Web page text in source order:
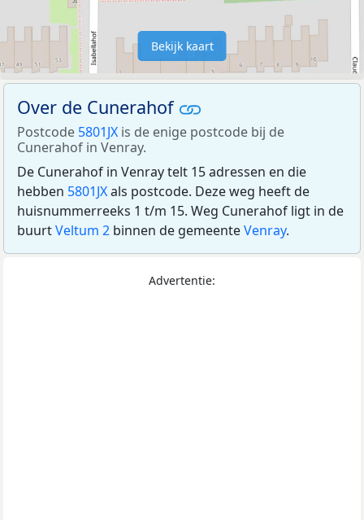
Bekijk kaart
Over de Cunerahof
Postcode 5801JX is de enige postcode bij de
Cunerahof in Venray.
De Cunerahof in Venray telt 15 adressen en die
hebben 5801JXals postcode. Deze weg heeft de
huisnummerreeks 1 t/m 15. Weg Cunerahof ligt in de
buurtVeltum 2 binnen de gemeenteVenray.
Advertentie: